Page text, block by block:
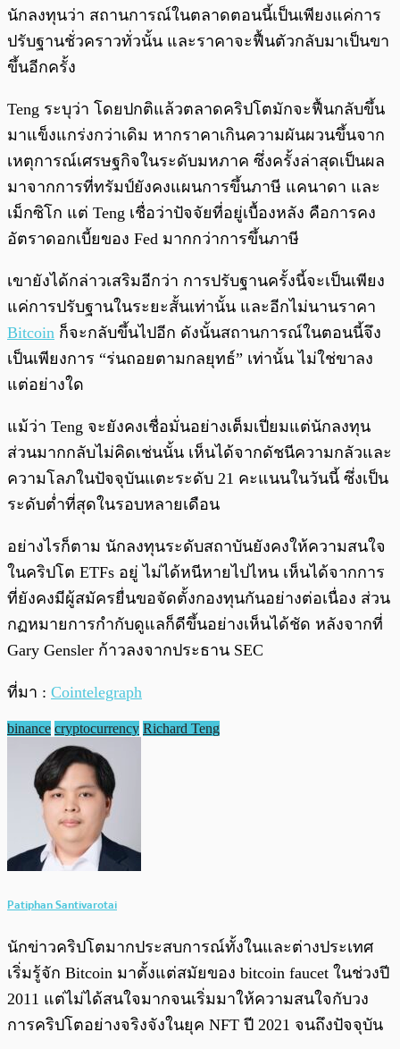
นักลงทุนว่า สถานการณ์ในตลาดตอนนี้เป็นเพียงแค่การ
ปรับฐานชั่วคราวทั่วนั้น และราคาจะฟื้นตัวกลับมาเป็นขา
ขึ้นอีกครั้ง
Teng ระบุว่า โดยปกติแล้วตลาดคริปโตมักจะฟื้นกลับขึ้น
มาแข็งแกร่งกว่าเดิม หากราคาเกินความผันผวนขึ้นจาก
เหตุการณ์เศรษฐกิจในระดับมหภาค ซึ่งครั้งล่าสุดเป็นผล
มาจากการที่ทรัมป์ยังคงแผนการขึ้นภาษี แคนาดา และ
เม็กซิโก แต่ Teng เชื่อว่าปัจจัยที่อยู่เบื้องหลัง คือการคง
อัตราดอกเบี้ยของ Fed มากกว่าการขึ้นภาษี
เขายังได้กล่าวเสริมอีกว่า การปรับฐานครั้งนี้จะเป็นเพียง
แค่การปรับฐานในระยะสั้นเท่านั้น และอีกไม่นานราคา
Bitcoin ก็จะกลับขึ้นไปอีก ดังนั้นสถานการณ์ในตอนนี้จึง
เป็นเพียงการ “ร่นถอยตามกลยุทธ์” เท่านั้น ไม่ใช่ขาลง
แต่อย่างใด
แม้ว่า Teng จะยังคงเชื่อมั่นอย่างเต็มเปี่ยมแต่นักลงทุน
ส่วนมากกลับไม่คิดเช่นนั้น เห็นได้จากดัชนีความกลัวและ
ความโลภในปัจจุบันแตะระดับ 21 คะแนนในวันนี้ ซึ่งเป็น
ระดับต่ำที่สุดในรอบหลายเดือน
อย่างไรก็ตาม นักลงทุนระดับสถาบันยังคงให้ความสนใจ
ในคริปโต ETFs อยู่ ไม่ได้หนีหายไปไหน เห็นได้จากการ
ที่ยังคงมีผู้สมัครยื่นขอจัดตั้งกองทุนกันอย่างต่อเนื่อง ส่วน
กฏหมายการกำกับดูแลก็ดีขึ้นอย่างเห็นได้ชัด หลังจากที่
Gary Gensler ก้าวลงจากประธาน SEC
ที่มา : Cointelegraph
binance cryptocurrency Richard Teng
Patiphan Santivarotai
นักข่าวคริปโตมากประสบการณ์ทั้งในและต่างประเทศ
เริ่มรู้จัก Bitcoin มาตั้งแต่สมัยของ bitcoin faucet ในช่วงปี
2011 แต่ไม่ได้สนใจมากจนเริ่มมาให้ความสนใจกับวง
การคริปโตอย่างจริงจังในยุค NFT ปี 2021 จนถึงปัจจุบัน